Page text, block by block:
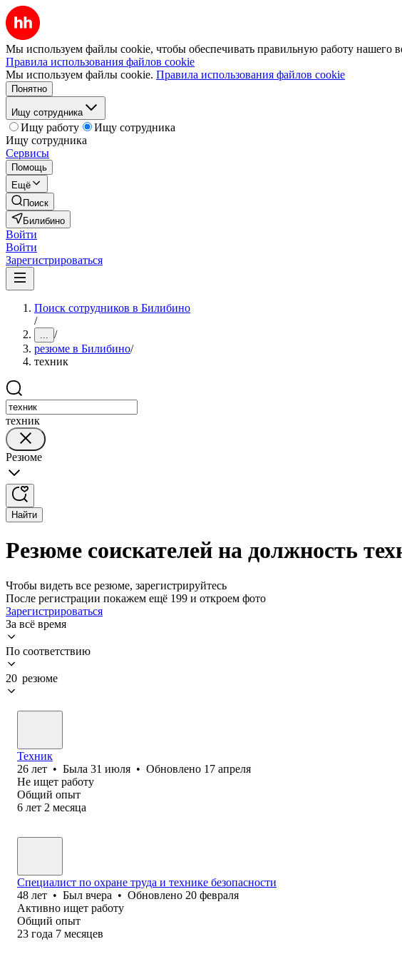
Мы используем файлы cookie, чтобы обеспечивать правильную работу нашего
Правила использования файлов cookie
Мы используем файлы cookie. Правила использования файлов cookie
Понятно
Ищу сотрудника
Ищу работу
Ищу сотрудника
Ищу сотрудника
Сервисы
Помощь
Ещё
Поиск
Билибино
Войти
Войти
Зарегистрироваться
Поиск сотрудников в Билибино
/
... /
резюме в Билибино/
техник
техник
Резюме
Найти
Резюме соискателей на должность
Чтобы видеть все резюме, зарегистрируйтесь
После регистрации покажем ещё 199 и откроем фото
Зарегистрироваться
За всё время
По соответствию
20 резюме
Техник
26 лет • Была 31 июля • Обновлено 17 апреля
Не ищет работу
Общий опыт
6 лет 2 месяца
Специалист по охране труда и технике безопасности
48 лет • Был вчера • Обновлено 20 февраля
Активно ищет работу
Общий опыт
23 года 7 месяцев